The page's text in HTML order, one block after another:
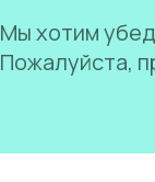
Мы хотим
Пожалуйста,